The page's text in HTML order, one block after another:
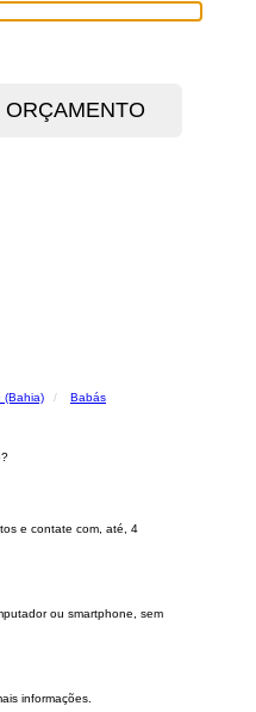
(Bahia)
Babás
e contate com, até, 4
ou smartphone, sem
informações.